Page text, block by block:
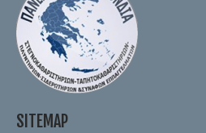
SITEMAP